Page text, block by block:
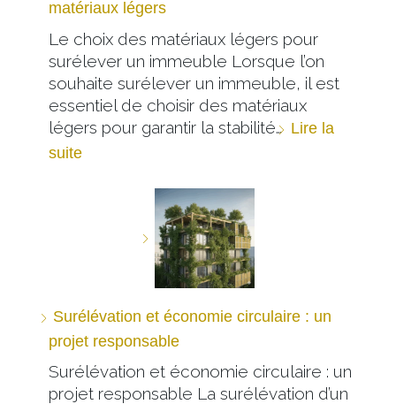
matériaux légers
Le choix des matériaux légers pour
surélever un immeuble Lorsque l’on
souhaite surélever un immeuble, il est
essentiel de choisir des matériaux
légers pour garantir la stabilité… Lire la
suite
Surélévation et économie circulaire : un
projet responsable
Surélévation et économie circulaire : un
projet responsable La surélévation d’un